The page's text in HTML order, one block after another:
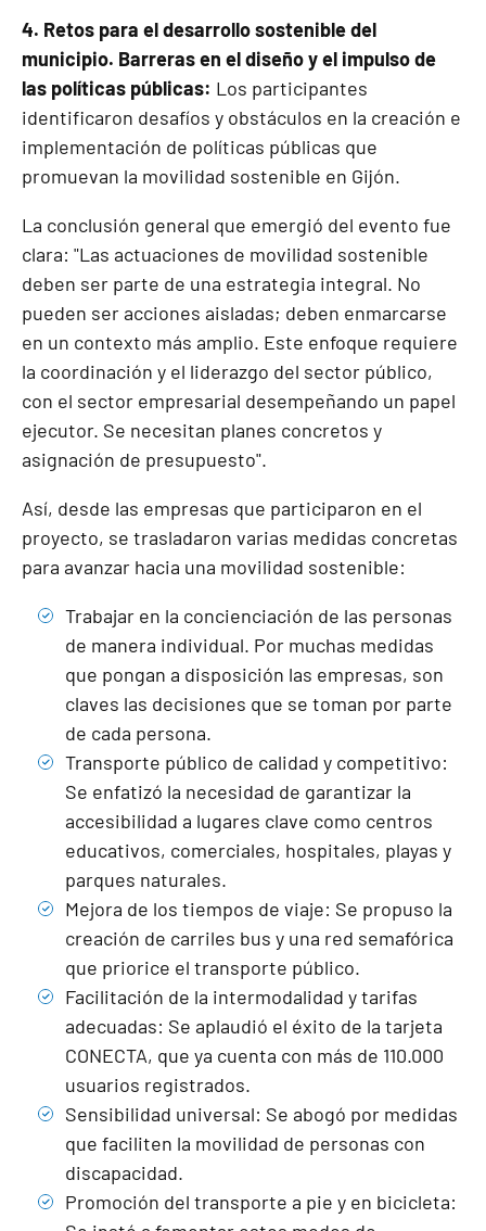
4. Retos para el desarrollo sostenible del
municipio. Barreras en el diseño y el impulso de
las políticas públicas: Los participantes
identificaron desafíos y obstáculos en la creación e
implementación de políticas públicas que
promuevan la movilidad sostenible en Gijón.
La conclusión general que emergió del evento fue
clara: "Las actuaciones de movilidad sostenible
deben ser parte de una estrategia integral. No
pueden ser acciones aisladas; deben enmarcarse
en un contexto más amplio. Este enfoque requiere
la coordinación y el liderazgo del sector público,
con el sector empresarial desempeñando un papel
ejecutor. Se necesitan planes concretos y
asignación de presupuesto".
Así, desde las empresas que participaron en el
proyecto, se trasladaron varias medidas concretas
para avanzar hacia una movilidad sostenible:
Trabajar en la concienciación de las personas
de manera individual. Por muchas medidas
que pongan a disposición las empresas, son
claves las decisiones que se toman por parte
de cada persona.
Transporte público de calidad y competitivo:
Se enfatizó la necesidad de garantizar la
accesibilidad a lugares clave como centros
educativos, comerciales, hospitales, playas y
parques naturales.
Mejora de los tiempos de viaje: Se propuso la
creación de carriles bus y una red semafórica
que priorice el transporte público.
Facilitación de la intermodalidad y tarifas
adecuadas: Se aplaudió el éxito de la tarjeta
CONECTA, que ya cuenta con más de 110.000
usuarios registrados.
Sensibilidad universal: Se abogó por medidas
que faciliten la movilidad de personas con
discapacidad.
Promoción del transporte a pie y en bicicleta: